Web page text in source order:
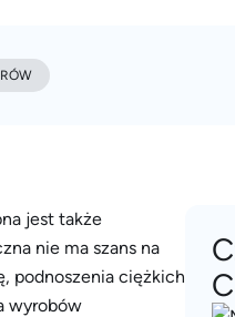
jest także
nie ma szans na
podnoszenia ciężkich
wyrobów